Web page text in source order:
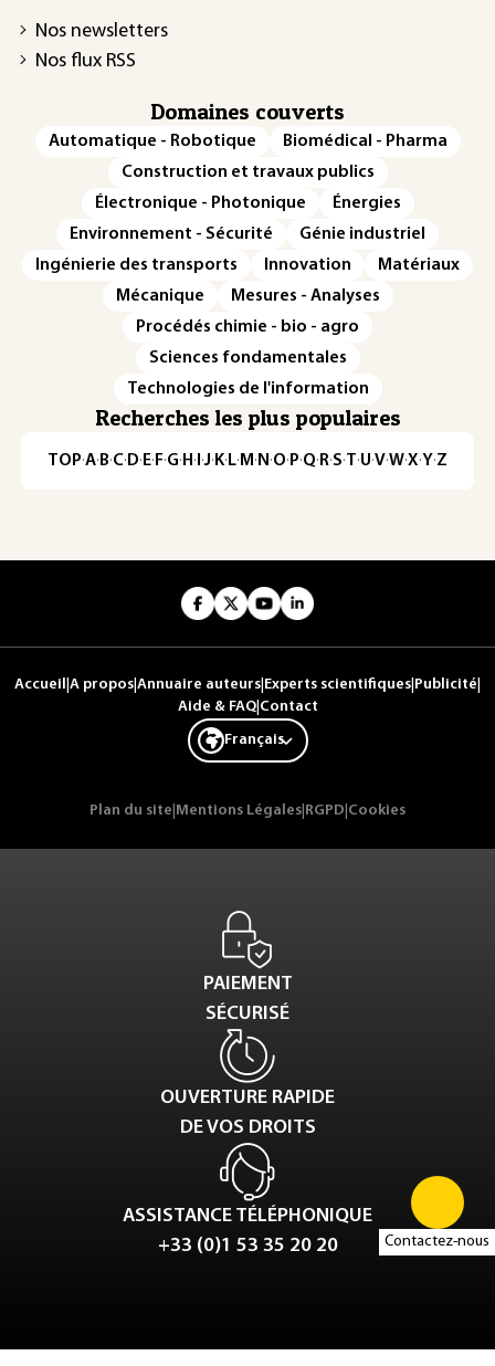
Contactez-nous
Nos newsletters
Nos flux RSS
Domaines couverts
Automatique - Robotique
Biomédical - Pharma
Construction et travaux publics
Électronique - Photonique
Énergies
Environnement - Sécurité
Génie industriel
Ingénierie des transports
Innovation
Matériaux
Mécanique
Mesures - Analyses
Procédés chimie - bio - agro
Sciences fondamentales
Technologies de l'information
Recherches les plus populaires
TOP·A·B·C·D· E· F·G· H · ·J· K· L· M · N ·O·P·Q·R·S·T·U·V·W·X·Y·Z
Accueil A propos Annuaire auteurs Experts scientifiques Publicité
Aide & FAQ| Contact
Français
Plan du site Mentions Légales RGPD Cookies
PAIEMENT
SÉCURISÉ
OUVERTURE RAPIDE
DE VOS DROITS
ASSISTANCE TÉLÉPHONIQUE
+33 (0)1 53 35 20 20